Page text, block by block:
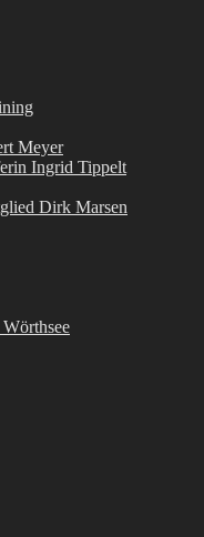
Meyer
Ingrid Tippelt
Dirk Marsen